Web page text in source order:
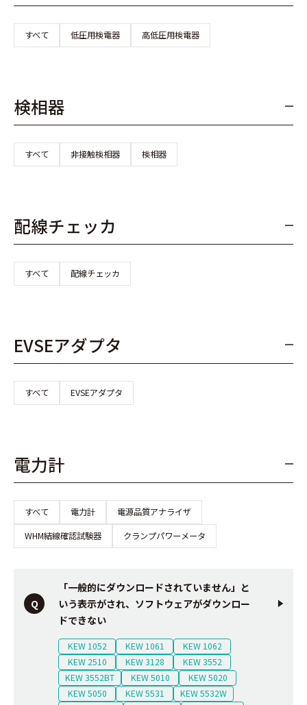
すべて 低圧用検電器 高低圧用検電器
検相器
すべて 非接触検相器 検相器
配線チェッカ
すべて 配線チェッカ
EVSEアダプタ
すべて EVSEアダプタ
電力計
すべて 電力計
電源品質アナライザ
WHM結線確認試験器
クランプパワーメータ
「一般的にダウンロードされていません」と
いう表示がされ、ソフトウェアがダウンロー
ドできない
KEW 1052 KEW 1061
KEW 1062
KEW 2510
KEW 3128
KEW 3552
KEW 3552BT
KEW 5010
KEW 5020
KEW 5050
KEW 5531
KEW 5532W